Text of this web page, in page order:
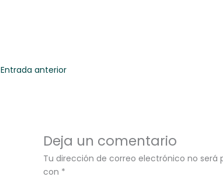
Entrada anterior
Deja un comentario
Tu dirección de correo electrónico no será
con *